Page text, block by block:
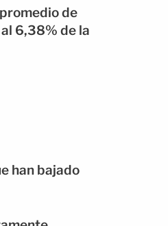
de
6,38% de la
han bajado